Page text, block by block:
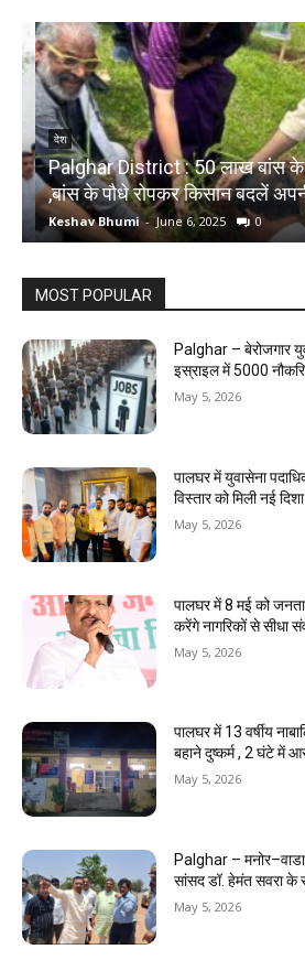
देश
Palghar District : 50 लाख बांस के
,बांस के पौधे रोपकर किसान बदलें अपनी
Keshav Bhumi - June 6, 2025 0
MOST POPULAR
Palghar – बेरोजगार
इस्राइल में 5000
May 5, 2026
पालघर में युवासेना
विस्तार को मिली नई दिशा
May 5, 2026
पालघर में 8 मई को
करेंगे नागरिकों से सीधा
May 5, 2026
पालघर में 13 वर्षीय
बहाने दुष्कर्म , 2 घंटे में
May 5, 2026
Palghar –
सांसद डॉ. हेमंत सवरा के
May 5, 2026